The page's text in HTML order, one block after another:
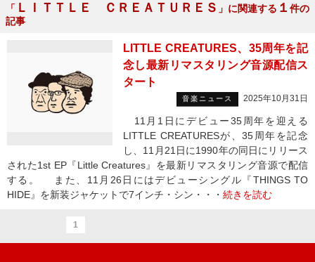
「 ＬＩＴＴＬＥ ＣＲＥＡＴＵＲＥＳ 」に関連する １ 件の
記事
LITTLE CREATURES、35周年を記
念し最新リマスタリング音源配信ス
タート
音楽ニュース 2025年10月31日
11月1日にデビュー35周年を迎える
LITTLE CREATURESが、35周年を記念
し、11月21日に1990年の同日にリリース
された1st EP『Little Creatures』を最新リマスタリング音源で配信
する。 また、11月26日にはデビューシングル『THINGS TO
HIDE』を新装ジャケットで7インチ・シン・・・ 続きを読む
1